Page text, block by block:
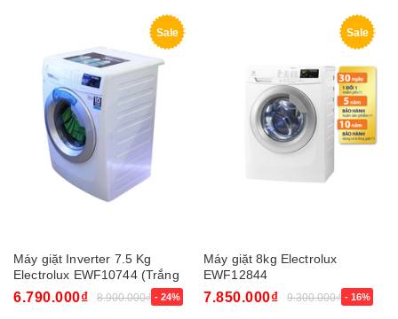
Sale
Máy giặt Inverter 7.5 Kg
Electrolux EWF10744 (Trắng
6.790.000₫ 8.900.000₫ - 24%
Sale
Máy giặt 8kg Electrolux
EWF12844
7.850.000₫ 9.300.000₫ - 16%